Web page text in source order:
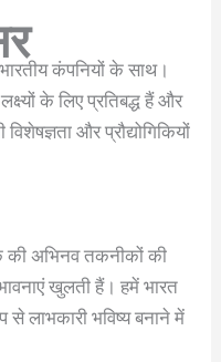
कंपनियों के साथ।
के लिए प्रतिबद्ध हैं और
और प्रौद्योगिकियों
की अभिनव तकनीकों की
खुलती हैं। हमें भारत
लाभकारी भविष्य बनाने में